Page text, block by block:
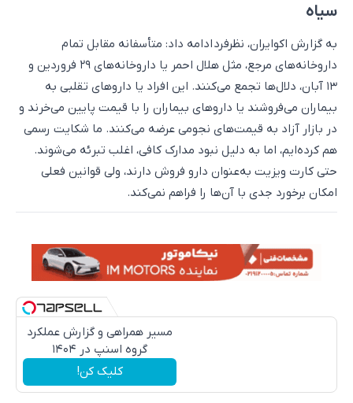
سیاه
به گزارش اکوایران، نظرفرد ادامه داد: متأسفانه مقابل تمام
داروخانه‌های مرجع، مثل هلال احمر یا داروخانه‌های ۲۹ فروردین و
۱۳ آبان، دلال‌ها تجمع می‌کنند. این افراد یا داروهای تقلبی به
بیماران می‌فروشند یا داروهای بیماران را با قیمت پایین می‌خرند و
در بازار آزاد به قیمت‌های نجومی عرضه می‌کنند. ما شکایت رسمی
هم کرده‌ایم، اما به دلیل نبود مدارک کافی، اغلب تبرئه می‌شوند.
حتی کارت ویزیت به‌عنوان دارو فروش دارند، ولی قوانین فعلی
امکان برخورد جدی با آن‌ها را فراهم نمی‌کند.
مسیر همراهی و گزارش عملکرد
گروه اسنپ در ۱۴۰۴
کلیک کن!